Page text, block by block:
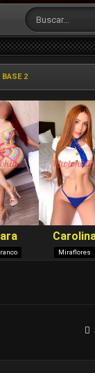
BASE 2